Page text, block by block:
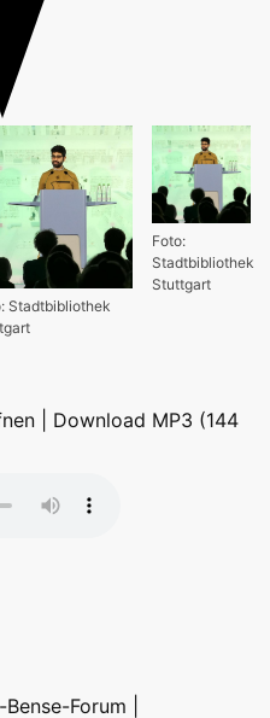
Foto:
Stadtbibliothek
Stuttgart
Stadtbibliothek
Download MP3 (144
Forum |